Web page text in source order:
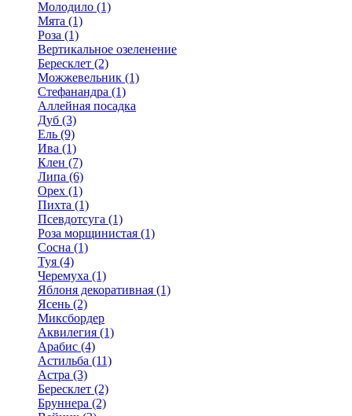
Молодило (1)
Мята (1)
Роза (1)
Вертикальное озеленение
Бересклет (2)
Можжевельник (1)
Стефанандра (1)
Аллейная посадка
Дуб (3)
Ель (9)
Ива (1)
Клен (7)
Липа (6)
Орех (1)
Пихта (1)
Псевдотсуга (1)
Роза морщинистая (1)
Сосна (1)
Туя (4)
Черемуха (1)
Яблоня декоративная (1)
Ясень (2)
Миксбордер
Аквилегия (1)
Арабис (4)
Астильба (11)
Астра (3)
Бересклет (2)
Бруннера (2)